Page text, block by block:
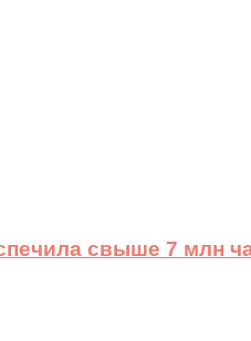
свыше 7 млн